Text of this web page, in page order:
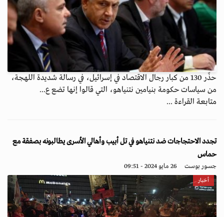
حذّر 130 من كبار رجال الاقتصاد في إسرائيل، في رسالة شديدة اللهجة،
من سياسات حكومة بنيامين نتنياهو، التي قالوا إنها تضع ع...
متابعة القراءة ...
تجدد الاحتجاجات ضد نتنياهو في تل أبيب وأهالي الأسرى يطالبونه بصفقة مع
حماس
جسور بوست 26 مايو 2024 - 09:51
أخبار